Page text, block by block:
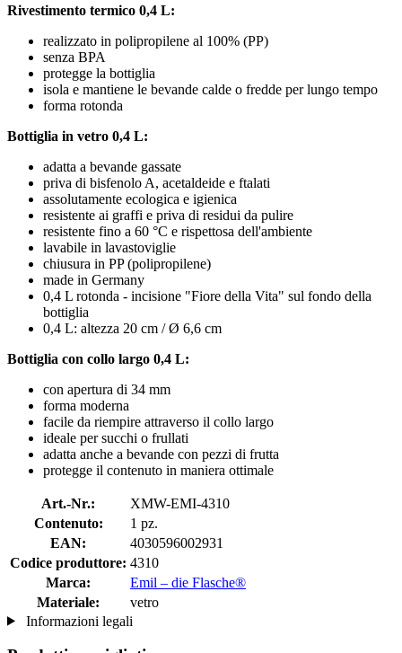
Rivestimento termico 0,4 L:
realizzato in polipropilene al 100% (PP)
senza BPA
protegge la bottiglia
isola e mantiene le bevande calde o fredde per lungo tempo
forma rotonda
Bottiglia in vetro 0,4 L:
adatta a bevande gassate
priva di bisfenolo A, acetaldeide e ftalati
assolutamente ecologica e igienica
resistente ai graffi e priva di residui da pulire
resistente fino a 60 °C e rispettosa dell'ambiente
lavabile in lavastoviglie
chiusura in PP (polipropilene)
made in Germany
0,4 L rotonda - incisione "Fiore della Vita" sul fondo della
bottiglia
0,4 L: altezza 20 cm / Ø 6,6 cm
Bottiglia con collo largo 0,4 L:
con apertura di 34 mm
forma moderna
facile da riempire attraverso il collo largo
ideale per succhi o frullati
adatta anche a bevande con pezzi di frutta
protegge il contenuto in maniera ottimale
Art.-Nr.:
XMW-EMI-4310
Contenuto:
1 pz.
EAN:
4030596002931
Codice produttore: 4310
Marca:
Emil – die Flasche®
Materiale:
vetro
Informazioni legali